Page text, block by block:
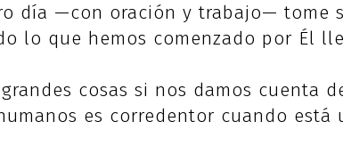
día —con oración y trabajo— tome
lo que hemos comenzado por Él
cosas si nos damos cuenta
es corredentor cuando está